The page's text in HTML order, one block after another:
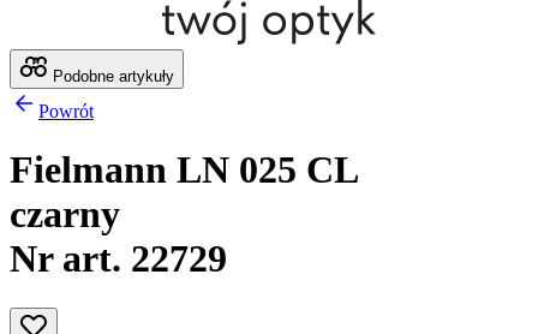
Podobne artykuły
Powrót
Fielmann LN 025 CL
czarny
Nr art. 22729